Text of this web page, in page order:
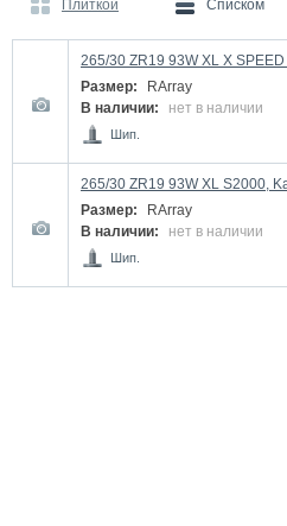
Плиткой Списком
265/30 ZR19 93W XL X
Размер:
RArray
В наличии:
нет в наличии
Шип.
265/30 ZR19 93W XL S2000,
Размер:
RArray
В наличии:
нет в наличии
Шип.